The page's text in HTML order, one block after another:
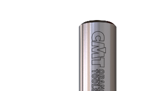
LAMES POUR SCIE
SAUTEUSE